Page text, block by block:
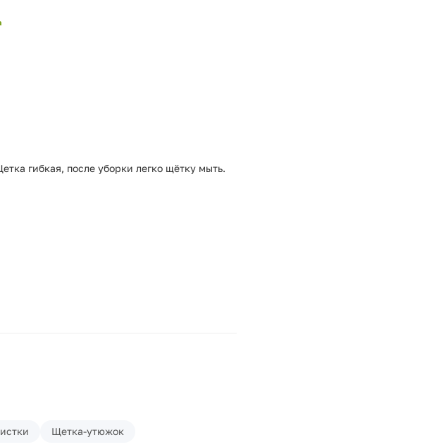
гибкая, после уборки легко щётку мыть.
Щетка-утюжок